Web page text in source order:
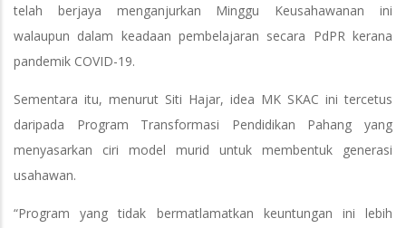
telah berjaya menganjurkan Minggu Keusahawanan ini
walaupun dalam keadaan pembelajaran secara PdPR kerana
pandemik COVID-19.
Sementara itu, menurut Siti Hajar, idea MK SKAC ini tercetus
daripada Program Transformasi Pendidikan Pahang yang
menyasarkan ciri model murid untuk membentuk generasi
usahawan.
“Program yang tidak bermatlamatkan keuntungan ini lebih